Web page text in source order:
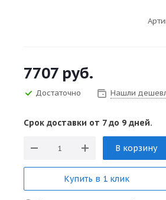
7707руб.
Достаточно Нашли
Срок доставки от 7 до 9 дней.
В корзину
Купить в 1 клик